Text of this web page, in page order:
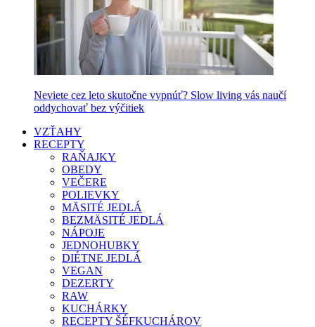
Neviete cez leto skutočne vypnúť? Slow living vás naučí
oddychovať bez výčitiek
VZŤAHY
RECEPTY
RAŇAJKY
OBEDY
VEČERE
POLIEVKY
MÄSITÉ JEDLÁ
BEZMÄSITÉ JEDLÁ
NÁPOJE
JEDNOHUBKY
DIÉTNE JEDLÁ
VEGAN
DEZERTY
RAW
KUCHÁRKY
RECEPTY ŠÉFKUCHÁROV